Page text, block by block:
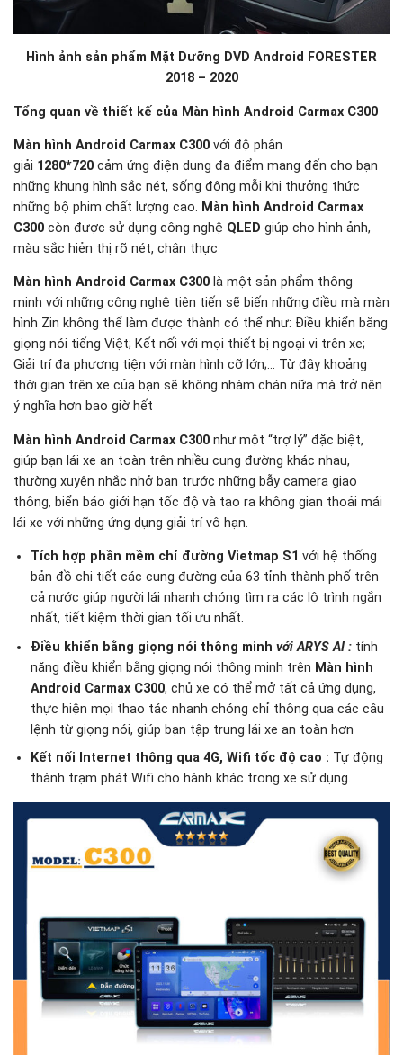
Hình ảnh sản phẩm Mặt Dưỡng DVD Android FORESTER
2018 – 2020
Tổng quan về thiết kế của Màn hình Android Carmax C300
Màn hình Android Carmax C300 với độ phân
giải 1280*720 cảm ứng điện dung đa điểm mang đến cho bạn
những khung hình sắc nét, sống động mỗi khi thưởng thức
những bộ phim chất lượng cao. Màn hình Android Carmax
C300 còn được sử dụng công nghệ QLED giúp cho hình ảnh,
màu sắc hiẻn thị rõ nét, chân thực
Màn hình Android Carmax C300 là một sản phẩm thông
minh với những công nghệ tiên tiến sẽ biến những điều mà màn
hình Zin không thể làm được thành có thể như: Điều khiển bằng
giọng nói tiếng Việt; Kết nối với mọi thiết bị ngoại vi trên xe;
Giải trí đa phương tiện với màn hình cỡ lớn;… Từ đây khoảng
thời gian trên xe của bạn sẽ không nhàm chán nữa mà trở nên
ý nghĩa hơn bao giờ hết
Màn hình Android Carmax C300 như một “trợ lý” đặc biệt,
giúp bạn lái xe an toàn trên nhiều cung đường khác nhau,
thường xuyên nhắc nhở bạn trước những bẫy camera giao
thông, biển báo giới hạn tốc độ và tạo ra không gian thoải mái
lái xe với những ứng dụng giải trí vô hạn.
Tích hợp phần mềm chỉ đường Vietmap S1 với hệ thống
bản đồ chi tiết các cung đường của 63 tỉnh thành phố trên
cả nước giúp người lái nhanh chóng tìm ra các lộ trình ngắn
nhất, tiết kiệm thời gian tối ưu nhất.
Điều khiển bằng giọng nói thông minh với ARYS AI : tính
năng điều khiển bằng giọng nói thông minh trên Màn hình
Android Carmax C300, chủ xe có thể mở tất cả ứng dụng,
thực hiện mọi thao tác nhanh chóng chỉ thông qua các câu
lệnh từ giọng nói, giúp bạn tập trung lái xe an toàn hơn
Kết nối Internet thông qua 4G, Wifi tốc độ cao : Tự động
thành trạm phát Wifi cho hành khác trong xe sử dụng.